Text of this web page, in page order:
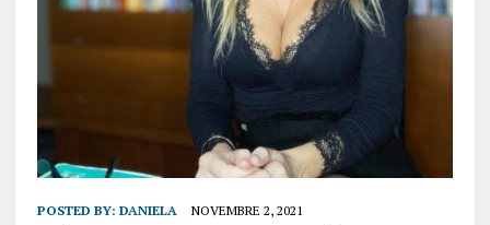
POSTED BY: DANIELA NOVEMBRE 2, 2021